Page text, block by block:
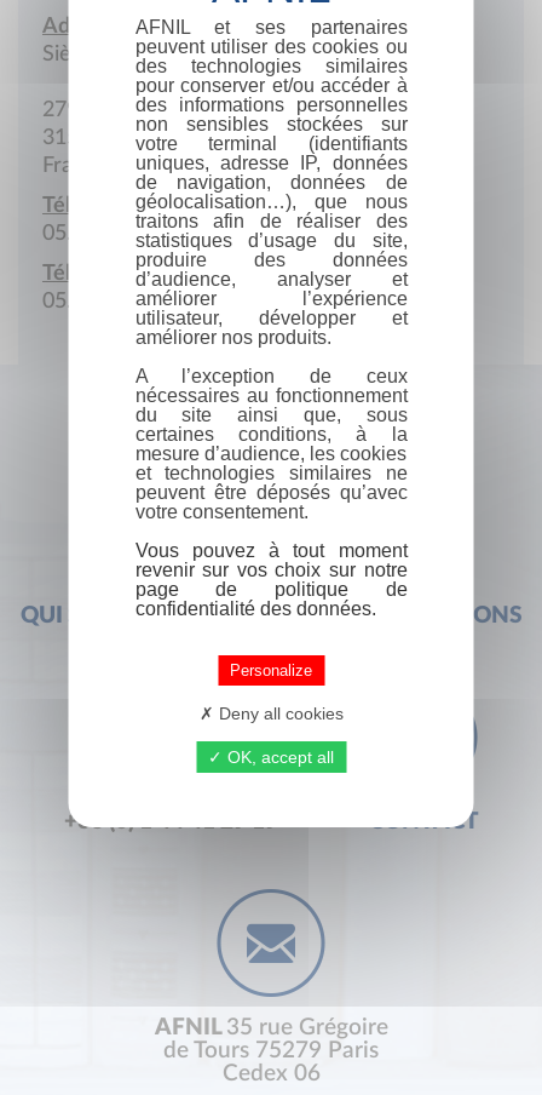
Adresse :
Siège social
279 b Avenue Jean-Rieux
31500 Toulouse
France
Téléphone :
05.64.54.55.09
Télécopie :
05.61.80.65.62
QUI SOMMES-NOUS ? FOIRE AUX QUESTIONS
+33 (0) 1 44 41 29 19 CONTACT
AFNIL 35 rue Grégoire
de Tours 75279 Paris
Cedex 06
AFNIL et ses partenaires
peuvent utiliser des cookies ou
des technologies similaires
pour conserver et/ou accéder à
des informations personnelles
non sensibles stockées sur
votre terminal (identifiants
uniques, adresse IP, données
de navigation, données de
géolocalisation…), que nous
traitons afin de réaliser des
statistiques d’usage du site,
produire des données
d’audience, analyser et
améliorer l’expérience
utilisateur, développer et
améliorer nos produits.
A l’exception de ceux
nécessaires au fonctionnement
du site ainsi que, sous
certaines conditions, à la
mesure d’audience, les cookies
et technologies similaires ne
peuvent être déposés qu’avec
votre consentement.
Vous pouvez à tout moment
revenir sur vos choix sur notre
page de politique de
confidentialité des données.
Personalize
Deny all cookies
OK, accept all